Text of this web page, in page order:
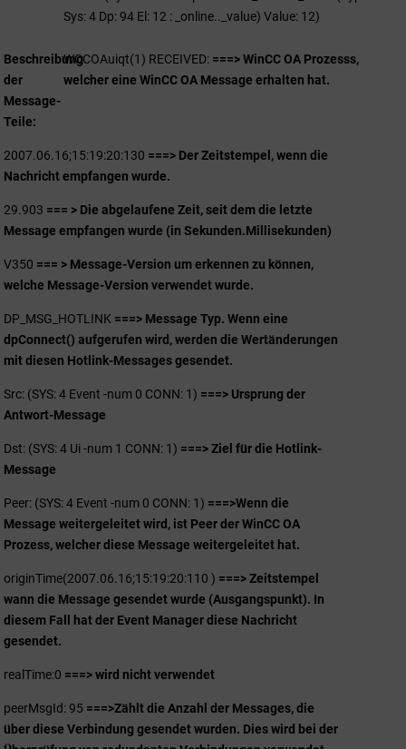
Sys: 4 Dp: 94 El: 12 : _online.._value) Value: 12)
Beschreibung
der
Message-
Teile
WCCOAuiqt(1) RECEIVED: ===> WinCC OA Prozesss,
welcher eine WinCC OA Message erhalten hat.
2007.06.16;15:19:20:130 ===> Der Zeitstempel, wenn die
Nachricht empfangen wurde.
29.903 === > Die abgelaufene Zeit, seit dem die letzte
Message empfangen wurde (in Sekunden.Millisekunden)
V350 === > Message-Version um erkennen zu können,
welche Message-Version verwendet wurde.
DP_MSG_HOTLINK ===> Message Typ. Wenn eine
dpConnect() aufgerufen wird, werden die Wertänderungen
mit diesen Hotlink-Messages gesendet.
Src: (SYS: 4 Event -num 0 CONN: 1) ===> Ursprung der
Antwort-Message
Dst: (SYS: 4 Ui -num 1 CONN: 1) ===> Ziel für die Hotlink-
Message
Peer: (SYS: 4 Event -num 0 CONN: 1) ===>Wenn die
Message weitergeleitet wird, ist Peer der WinCC OA
Prozess, welcher diese Message weitergeleitet hat.
originTime(2007.06.16;15:19:20:110 ) ===> Zeitstempel
wann die Message gesendet wurde (Ausgangspunkt). In
diesem Fall hat der Event Manager diese Nachricht
gesendet.
realTime:0 ===> wird nicht verwendet
peerMsgId: 95 ===>Zählt die Anzahl der Messages, die
über diese Verbindung gesendet wurden. Dies wird bei der